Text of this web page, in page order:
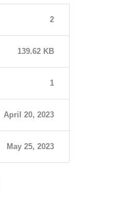
2
139.62 KB
1
April 20, 2023
May 25, 2023